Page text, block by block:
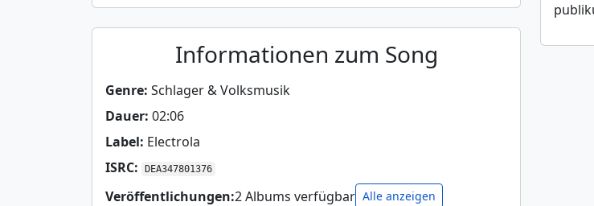
Informationen zum Song
Genre: Schlager & Volksmusik
Dauer: 02:06
Label: Electrola
ISRC:
DEA347801376
Veröffentlichungen:2 Albums verfügbar Alle anzeigen